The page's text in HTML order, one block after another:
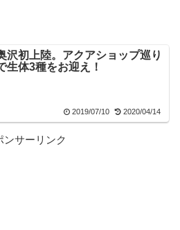
沢初上陸。アクアショップ巡り
生体3種をお迎え！
2019/07/10 2020/04/14
ンサーリンク